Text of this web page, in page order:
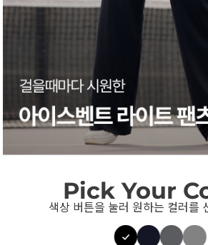
Pick Your
색상 버튼을 눌러 원하는 컬러를